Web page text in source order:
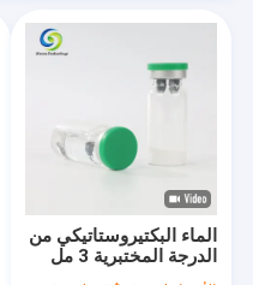
الماء البكتيروستاتيكي من
الدرجة المختبرية 3 مل